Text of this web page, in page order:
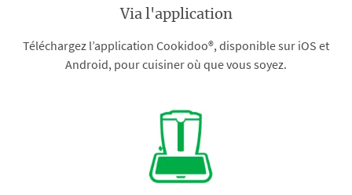
Via l'application
Téléchargez l’application Cookidoo®, disponible sur iOS et
Android, pour cuisiner où que vous soyez.